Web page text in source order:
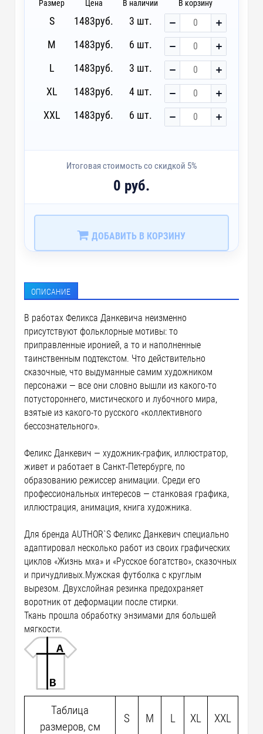
Размер Цена В наличии В корзину
S 1483руб.
3 шт.
M
1483руб.
6 шт.
L
1483руб.
3 шт.
XL
1483руб.
4 шт.
XXL
1483руб. 6 шт.
Итоговая стоимость со скидкой 5%
0 руб.
ДОБАВИТЬ В КОРЗИНУ
ОПИСАНИЕ
В работах Феликса Данкевича неизменно
присутствуют фольклорные мотивы: то
приправленные иронией, а то и наполненные
таинственным подтекстом. Что действительно
сказочные, что выдуманные самим художником
персонажи — все они словно вышли из какого-то
потустороннего, мистического и лубочного мира,
взятые из какого-то русского «коллективного
бессознательного».
Феликс Данкевич — художник-график, иллюстратор,
живет и работает в Санкт-Петербурге, по
образованию режиссер анимации. Среди его
профессиональных интересов — станковая графика,
иллюстрация, анимация, книга художника.
Для бренда AUTHOR`S Феликс Данкевич специально
адаптировал несколько работ из своих графических
циклов «Жизнь мха» и «Русское богатство», сказочных
и причудливых.Мужская футболка с круглым
вырезом. Двухслойная резинка предохраняет
воротник от деформации после стирки.
Ткань прошла обработку энзимами для большей
мягкости.
Таблица
размеров, см
S M L XL XXL